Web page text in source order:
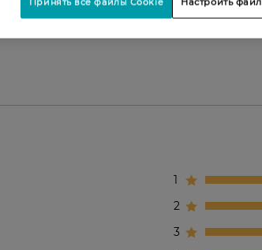
1
2
3